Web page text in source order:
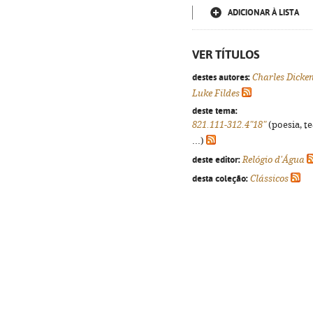
ADICIONAR À LISTA
VER TÍTULOS
destes autores: Charles
Luke Fildes
deste tema:
821.111-312.4"18"(poesia,
...)
deste editor: Relógio d'Água
desta coleção: Clássicos